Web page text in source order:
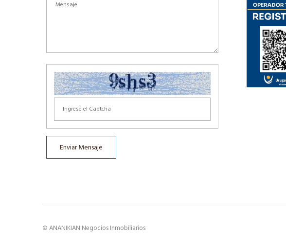
Enviar Mensaje
© ANANIKIAN Negocios Inmobiliarios